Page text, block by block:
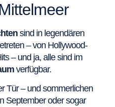
sind in legendären
– von Hollywood-
– und ja, alle sind im
verfügbar.
Tür – und sommerlichen
September oder sogar